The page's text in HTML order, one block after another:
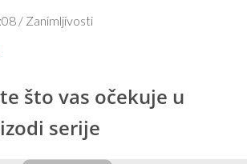
/ Zanimljivosti
što vas očekuje u
serije